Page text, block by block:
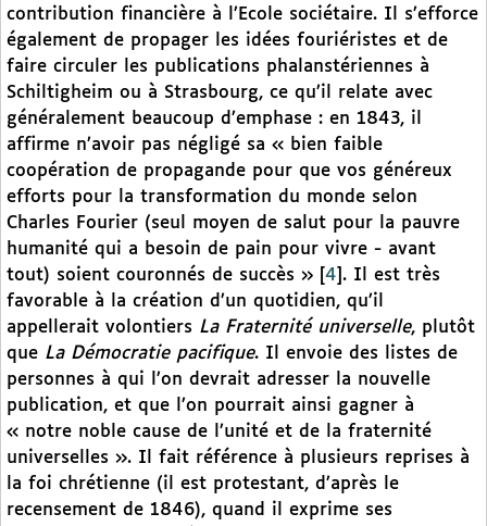
contribution financière à l’Ecole sociétaire. Il s’efforce
également de propager les idées fouriéristes et de
faire circuler les publications phalanstériennes à
Schiltigheim ou à Strasbourg, ce qu’il relate avec
généralement beaucoup d’emphase : en 1843, il
affirme n’avoir pas négligé sa « bien faible
coopération de propagande pour que vos généreux
efforts pour la transformation du monde selon
Charles Fourier (seul moyen de salut pour la pauvre
humanité qui a besoin de pain pour vivre - avant
tout) soient couronnés de succès »
4 . Il est très
favorable à la création d’un quotidien, qu’il
appellerait volontiers La Fraternité universelle, plutôt
que La Démocratie pacifique. Il envoie des listes de
personnes à qui l’on devrait adresser la nouvelle
publication, et que l’on pourrait ainsi gagner à
« notre noble cause de l’unité et de la fraternité
universelles ». Il fait référence à plusieurs reprises à
la foi chrétienne (il est protestant, d’après le
recensement de 1846), quand il exprime ses